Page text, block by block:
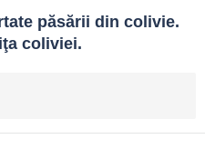
păsării din colivie.
coliviei.